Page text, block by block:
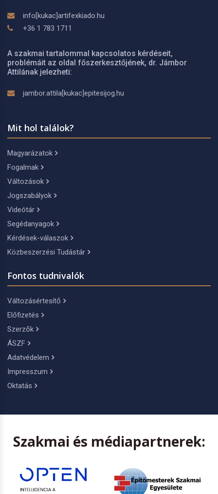
info[kukac]artifexkiado.hu
+36 1 783 1711
A szakmai tartalommal kapcsolatos kérdéseit,
problémáit az oldal főszerkesztőjének, dr. Jámbor
Attilának jelezheti:
jambor.attila[kukac]epitesijog.hu
Mit hol találok?
Magyarázatok
Fogalmak
Változások
Jogszabályok
Videótár
Segédanyagok
Kérdések-válaszok
Közbeszerzési Tudástár
Fontos tudnivalók
Változásértesítő
Előfizetés
Szerzők
ÁSZF
Adatvédelem
Impresszum
Oktatás
Szakmai és médiapartnerek: